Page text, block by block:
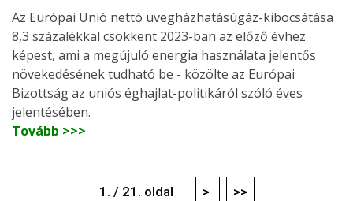
Az Európai Unió nettó üvegházhatásúgáz-kibocsátása
8,3 százalékkal csökkent 2023-ban az előző évhez
képest, ami a megújuló energia használata jelentős
növekedésének tudható be - közölte az Európai
Bizottság az uniós éghajlat-politikáról szóló éves
jelentésében.
Tovább >>>
1. / 21. oldal > >>